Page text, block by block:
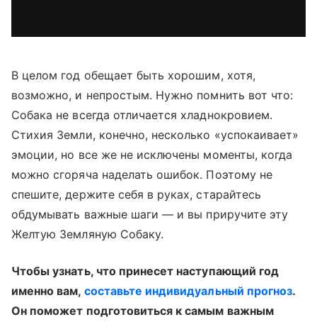
В целом год обещает быть хорошим, хотя,
возможно, и непростым. Нужно помнить вот что:
Собака не всегда отличается хладнокровием.
Стихия Земли, конечно, несколько «успокаивает»
эмоции, но все же не исключены моменты, когда
можно сгоряча наделать ошибок. Поэтому не
спешите, держите себя в руках, старайтесь
обдумывать важные шаги— и вы приручите эту
Желтую Земляную Собаку.
Чтобы узнать, что принесет наступающий год
именно вам, составьте индивидуальный прогноз.
Он поможет подготовиться к самым важным